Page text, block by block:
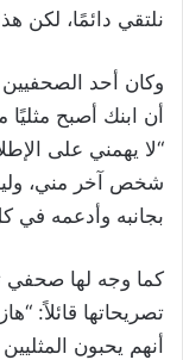
نلتقي دائمًا، لكن
وكان أحد الصحفيين
أن ابنك أصبح
“لا يهمني على
شخص آخر مني،
بجانبه وأدعمه في
كما وجه لها صحفي
تصريحاتها قائلاً:
أنهم يحبون المثليين